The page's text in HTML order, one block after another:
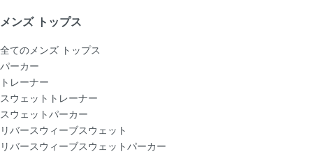
メンズ トップス
全てのメンズ トップス
パーカー
トレーナー
スウェットトレーナー
スウェットパーカー
リバースウィーブスウェット
リバースウィーブスウェットパーカー